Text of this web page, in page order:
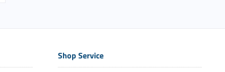
Shop Service